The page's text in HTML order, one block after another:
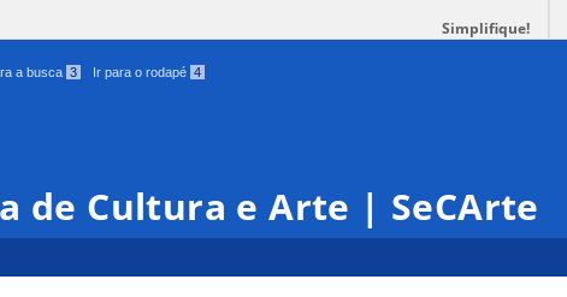
Simplifique!
a busca 3 Ir para o rodapé 4
de Cultura e Arte | SeCArte